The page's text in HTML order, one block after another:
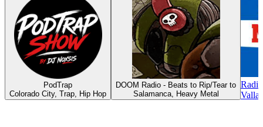
PodTrap
Colorado City, Trap, Hip Hop
DOOM Radio - Beats to Rip/Tear to
Salamanca, Heavy Metal